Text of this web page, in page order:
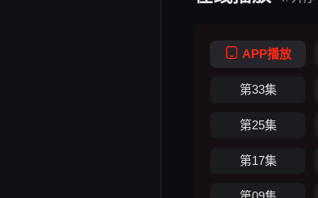
APP播放
第33集
第25集
第17集